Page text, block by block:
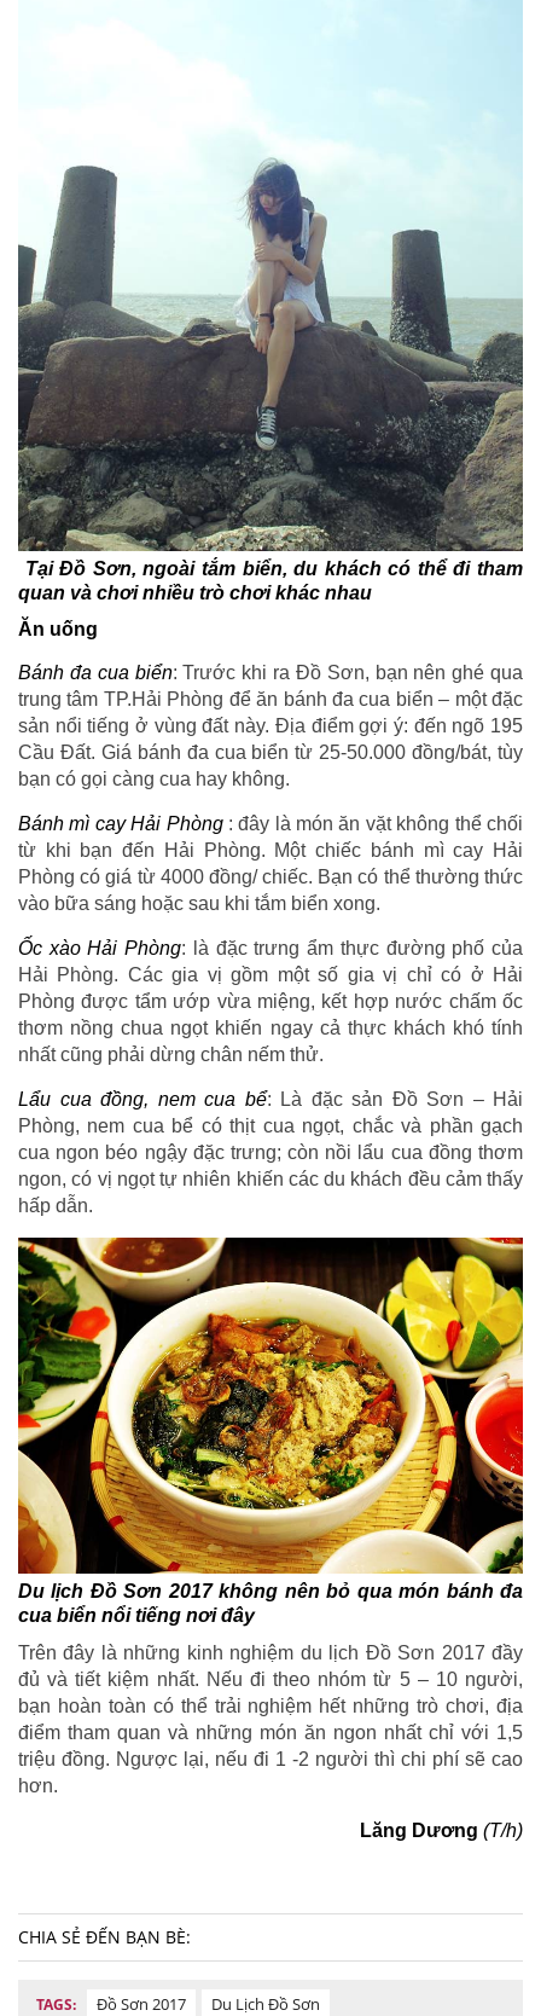
Tại Đồ Sơn, ngoài tắm biển, du khách có thể đi tham
quan và chơi nhiều trò chơi khác nhau
Ăn uống
Bánh đa cua biển: Trước khi ra Đồ Sơn, bạn nên ghé qua
trung tâm TP.Hải Phòng để ăn bánh đa cua biển – một đặc
sản nổi tiếng ở vùng đất này. Địa điểm gợi ý: đến ngõ 195
Cầu Đất. Giá bánh đa cua biển từ 25-50.000 đồng/bát, tùy
bạn có gọi càng cua hay không.
Bánh mì cay Hải Phòng: đây là món ăn vặt không thể chối
từ khi bạn đến Hải Phòng. Một chiếc bánh mì cay Hải
Phòng có giá từ 4000 đồng/ chiếc. Bạn có thể thường thức
vào bữa sáng hoặc sau khi tắm biển xong.
Ốc xào Hải Phòng: là đặc trưng ẩm thực đường phố của
Hải Phòng. Các gia vị gồm một số gia vị chỉ có ở Hải
Phòng được tẩm ướp vừa miệng, kết hợp nước chấm ốc
thơm nồng chua ngọt khiến ngay cả thực khách khó tính
nhất cũng phải dừng chân nếm thử.
Lẩu cua đồng, nem cua bể: Là đặc sản Đồ Sơn – Hải
Phòng, nem cua bể có thịt cua ngọt, chắc và phần gạch
cua ngon béo ngậy đặc trưng; còn nồi lẩu cua đồng thơm
ngon, có vị ngọt tự nhiên khiến các du khách đều cảm thấy
hấp dẫn.
Du lịch Đồ Sơn 2017 không nên bỏ qua món bánh đa
cua biển nổi tiếng nơi đây
Trên đây là những kinh nghiệm du lịch Đồ Sơn 2017 đầy
đủ và tiết kiệm nhất. Nếu đi theo nhóm từ 5 – 10 người,
bạn hoàn toàn có thể trải nghiệm hết những trò chơi, địa
điểm tham quan và những món ăn ngon nhất chỉ với 1,5
triệu đồng. Ngược lại, nếu đi 1 -2 người thì chi phí sẽ cao
hơn.
Lăng Dương (T/h)
CHIA SẺ ĐẾN BẠN BÈ:
TAGS: Đồ Sơn 2017
Du Lịch Đồ Sơn